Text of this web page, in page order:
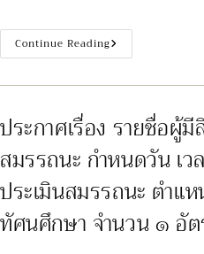
Continue Readingประกาศ
ราย
ผู้
เลือกสรร
เพื่อ
จ้าง
เป็น
กระทรวง
สาธารณสุข
ทั่วไป
ประกาศเรื่อง รายชื่อผู้มี
สมรรถนะ กำหนดวัน เว
ประเมินสมรรถนะ ตำแ
ทัศนศึกษา จำนวน ๑ อัต